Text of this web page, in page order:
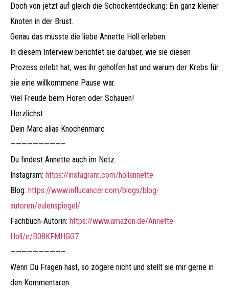
Doch von jetzt auf gleich die Schockentdeckung: Ein ganz kleiner
Knoten in der Brust.
Genau das musste die liebe Annette Holl erleben.
In diesem Interview berichtet sie darüber, wie sie diesen
Prozess erlebt hat, was ihr geholfen hat und warum der Krebs für
sie eine willkommene Pause war.
Viel Freude beim Hören oder Schauen!
Herzlichst
Dein Marc alias Knochenmarc
—————————–
Du findest Annette auch im Netz:
Instagram: https://instagram.com/hollannette
Blog: https://www.influcancer.com/blogs/blog-
autoren/eulenspiegel/
Fachbuch-Autorin: https://www.amazon.de/Annette-
Holl/e/B08KFMHGG7
—————————–
Wenn Du Fragen hast, so zögere nicht und stellt sie mir gerne in
den Kommentaren.